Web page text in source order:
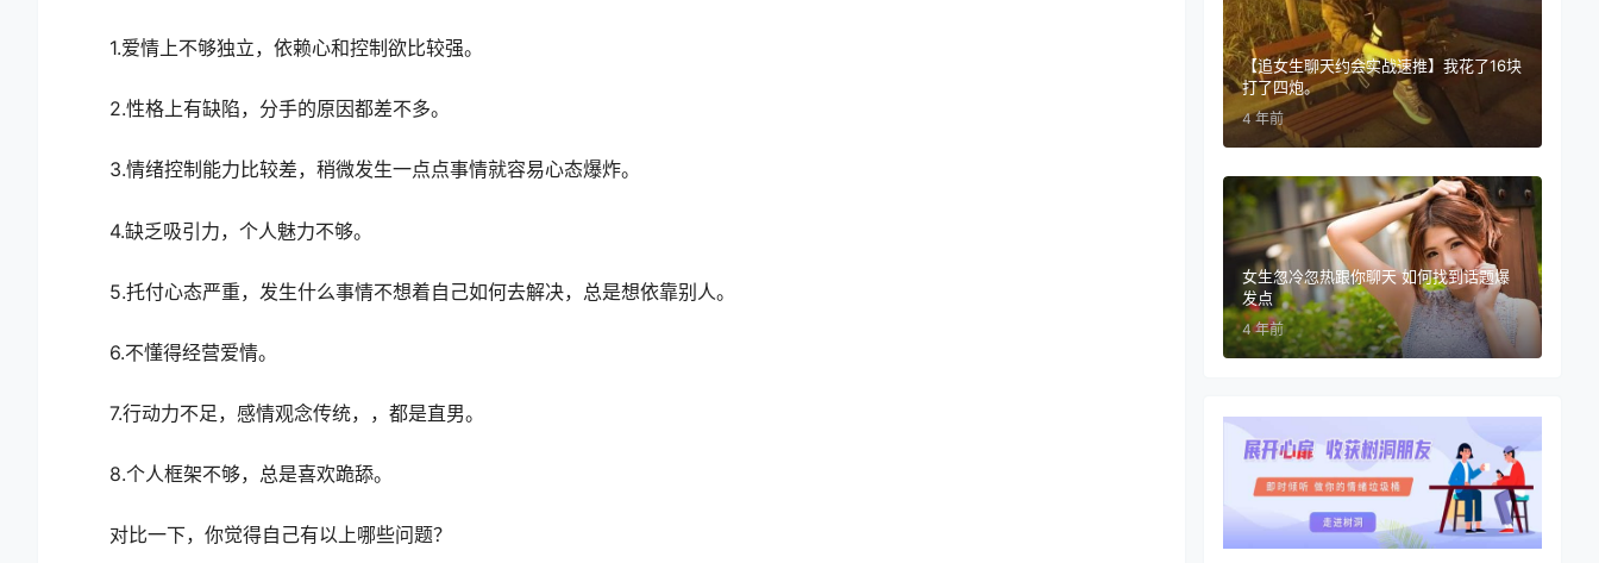
1.爱情上不够独立，依赖心和控制欲比较强。
2.性格上有缺陷，分手的原因都差不多。
3.情绪控制能力比较差，稍微发生一点点事情就容易心态爆炸。
4.缺乏吸引力，个人魅力不够。
5.托付心态严重，发生什么事情不想着自己如何去解决，总是想依靠别人。
6.不懂得经营爱情。
7.行动力不足，感情观念传统，，都是直男。
8.个人框架不够，总是喜欢跪舔。
对比一下，你觉得自己有以上哪些问题？
【追女生聊天约会实战速推】我花了16块
打了四炮。
4 年前
女生忽冷忽热跟你聊天 如何找到话题爆
发点
4 年前